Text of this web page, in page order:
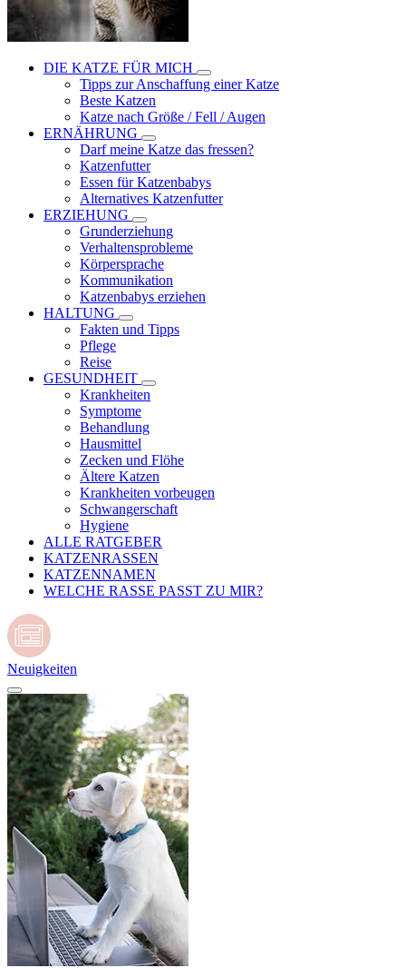
DIE KATZE FÜR MICH
Tipps zur Anschaffung einer Katze
Beste Katzen
Katze nach Größe / Fell / Augen
ERNÄHRUNG
Darf meine Katze das fressen?
Katzenfutter
Essen für Katzenbabys
Alternatives Katzenfutter
ERZIEHUNG
Grunderziehung
Verhaltensprobleme
Körpersprache
Kommunikation
Katzenbabys erziehen
HALTUNG
Fakten und Tipps
Pflege
Reise
GESUNDHEIT
Krankheiten
Symptome
Behandlung
Hausmittel
Zecken und Flöhe
Ältere Katzen
Krankheiten vorbeugen
Schwangerschaft
Hygiene
ALLE RATGEBER
KATZENRASSEN
KATZENNAMEN
WELCHE RASSE PASST ZU MIR?
Neuigkeiten